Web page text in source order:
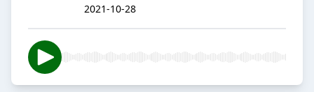
2021-10-28